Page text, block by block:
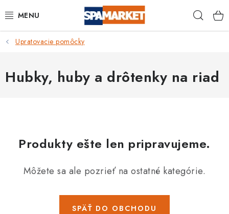
na
DOMÁCNOSŤ
VEREJNÉ PRIESTORY
OSOBNÁ HYGIENA
OCHRANNÉ PROSTRIEDKY
BAZÉNOVÁ CHEMIE
Upratovacie pomôcky
Hubky, huby a drôtenky na riad
Produkty ešte len pripravujeme.
Môžete sa ale pozrieť na ostatné kategórie.
SPÄŤ DO OBCHODU